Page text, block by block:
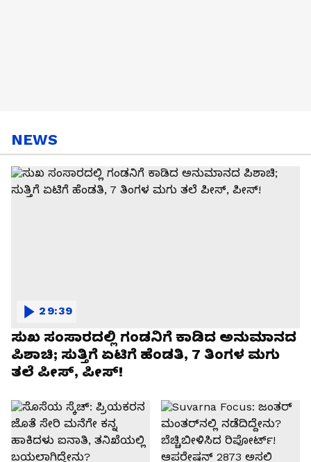
NEWS
ಸುಖ ಸಂಸಾರದಲ್ಲಿ ಗಂಡನಿಗೆ ಕಾಡಿದ ಅನುಮಾನದ
ಪಿಶಾಚಿ; ಸುತ್ತಿಗೆ ಏಟಿಗೆ ಹೆಂಡತಿ, 7 ತಿಂಗಳ ಮಗು
ತಲೆ ಪೀಸ್, ಪೀಸ್!
29:39